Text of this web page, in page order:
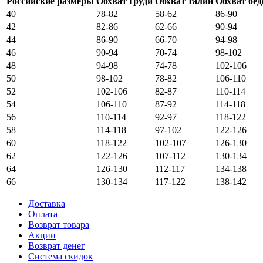
40
78-82 58-62
86-90
42
82-86 62-66
90-94
44
86-90 66-70
94-98
46
90-94 70-74
98-102
48
94-98 74-78
102-106
50
98-102 78-82
106-110
52
102-106 82-87
110-114
54
106-110 87-92
114-118
56
110-114 92-97
118-122
58
114-118 97-102
122-126
60
118-122 102-107
126-130
62
122-126 107-112
130-134
64
126-130 112-117
134-138
66
130-134 117-122 138-142
Доставка
Оплата
Возврат товара
Акции
Возврат денег
Система скидок